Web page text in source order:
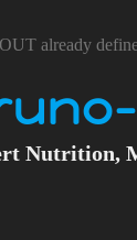
already
Nutrition,